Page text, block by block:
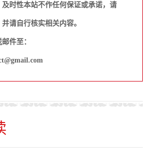
及时性本站不作任何保证或承诺，请
请自行核实相关内容。
件至：